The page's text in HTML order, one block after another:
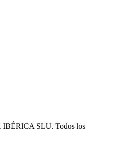
SLU. Todos los